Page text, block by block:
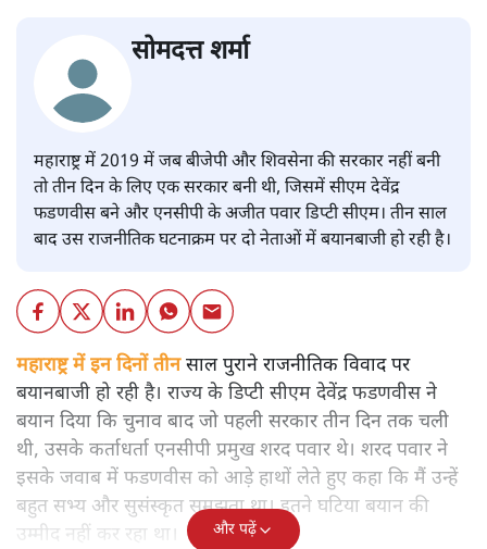
सोमदत्त शर्मा
महाराष्ट्र में 2019 में जब बीजेपी और शिवसेना की सरकार नहीं बनी
तो तीन दिन के लिए एक सरकार बनी थी, जिसमें सीएम देवेंद्र
फडणवीस बने और एनसीपी के अजीत पवार डिप्टी सीएम। तीन साल
बाद उस राजनीतिक घटनाक्रम पर दो नेताओं में बयानबाजी हो रही है।
महाराष्ट्र में इन दिनों तीनसाल पुराने राजनीतिक विवाद पर
बयानबाजी हो रही है। राज्य के डिप्टी सीएम देवेंद्र फडणवीस ने
बयान दिया कि चुनाव बाद जो पहली सरकार तीन दिन तक चली
थी, उसके कर्ताधर्ता एनसीपी प्रमुख शरद पवार थे। शरद पवार ने
इसके जवाब में फडणवीस को आड़े हाथों लेते हुए कहा कि मैं उन्हें
बहुत सभ्य और सुसंस्कृत समझता था। इतने घटिया बयान की
उम्मीद नहीं कर रहा था।
और पढ़ें